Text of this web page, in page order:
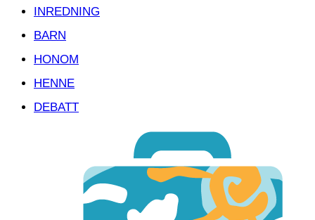
INREDNING
BARN
HONOM
HENNE
DEBATT